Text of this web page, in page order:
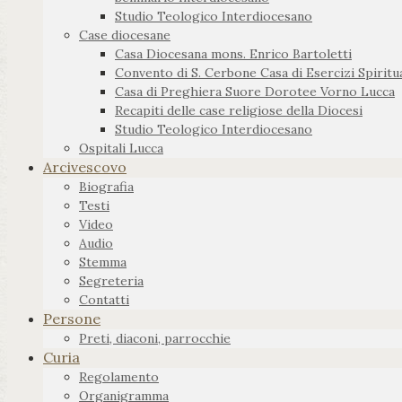
Studio Teologico Interdiocesano
Case diocesane
Casa Diocesana mons. Enrico Bartoletti
Convento di S. Cerbone Casa di Esercizi
Casa di Preghiera Suore Dorotee Vorno Lucca
Recapiti delle case religiose della Diocesi
Studio Teologico Interdiocesano
Ospitali Lucca
Arcivescovo
Biografia
Testi
Video
Audio
Stemma
Segreteria
Contatti
Persone
Preti, diaconi, parrocchie
Curia
Regolamento
Organigramma